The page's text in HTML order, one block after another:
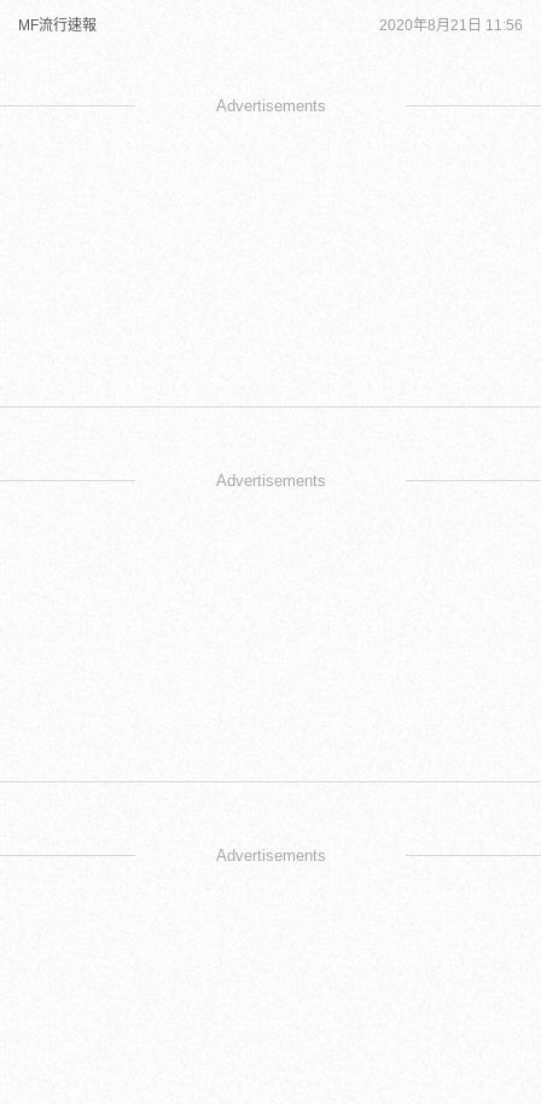
MF流行速報 2020年8月21日 11:56
Advertisements
Advertisements
Advertisements